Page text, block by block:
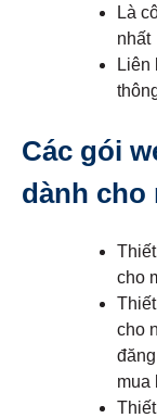
Là
nhất
Liên
Các gói
dành cho
cho
cho
mua